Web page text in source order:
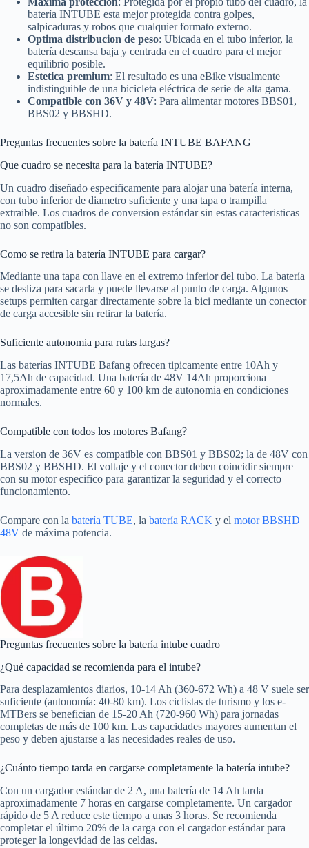
batería INTUBE esta mejor protegida contra golpes,
salpicaduras y robos que cualquier formato externo.
Optima distribucion de peso: Ubicada en el tubo inferior, la
batería descansa baja y centrada en el cuadro para el mejor
equilibrio posible.
Estetica premium: El resultado es una eBike visualmente
indistinguible de una bicicleta eléctrica de serie de alta gama.
Compatible con 36V y 48V: Para alimentar motores BBS01,
BBS02 y BBSHD.
Preguntas frecuentes sobre la batería INTUBE BAFANG
Que cuadro se necesita para la batería INTUBE?
Un cuadro diseñado especificamente para alojar una batería interna,
con tubo inferior de diametro suficiente y una tapa o trampilla
extraible. Los cuadros de conversion estándar sin estas caracteristicas
no son compatibles.
Como se retira la batería INTUBE para cargar?
Mediante una tapa con llave en el extremo inferior del tubo. La batería
se desliza para sacarla y puede llevarse al punto de carga. Algunos
setups permiten cargar directamente sobre la bici mediante un conector
de carga accesible sin retirar la batería.
Suficiente autonomia para rutas largas?
Las baterías INTUBE Bafang ofrecen tipicamente entre 10Ah y
17,5Ah de capacidad. Una batería de 48V 14Ah proporciona
aproximadamente entre 60 y 100 km de autonomia en condiciones
normales.
Compatible con todos los motores Bafang?
La version de 36V es compatible con BBS01 y BBS02; la de 48V con
BBS02 y BBSHD. El voltaje y el conector deben coincidir siempre
con su motor especifico para garantizar la seguridad y el correcto
funcionamiento.
Compare con la batería TUBE, la batería RACK y el motor BBSHD
48V de máxima potencia.
Preguntas frecuentes sobre la batería intube cuadro
¿Qué capacidad se recomienda para el intube?
Para desplazamientos diarios, 10-14 Ah (360-672 Wh) a 48 V suele ser
suficiente (autonomía: 40-80 km). Los ciclistas de turismo y los e-
MTBers se benefician de 15-20 Ah (720-960 Wh) para jornadas
completas de más de 100 km. Las capacidades mayores aumentan el
peso y deben ajustarse a las necesidades reales de uso.
¿Cuánto tiempo tarda en cargarse completamente la batería intube?
Con un cargador estándar de 2 A, una batería de 14 Ah tarda
aproximadamente 7 horas en cargarse completamente. Un cargador
rápido de 5 A reduce este tiempo a unas 3 horas. Se recomienda
completar el último 20% de la carga con el cargador estándar para
proteger la longevidad de las celdas.